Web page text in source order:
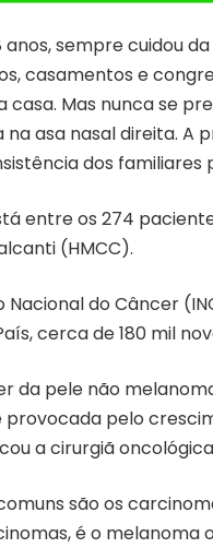
anos, sempre cuidou
casamentos e
casa. Mas nunca se
asa nasal direita. A
dos
entre os 274
(HMCC).
Nacional do Câncer
cerca de 180 mil
da pele não
provocada pelo
a cirurgiã
são os
é o melanoma